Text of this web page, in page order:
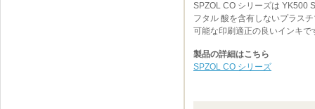
SPZOL CO シリーズは YK500
フタル 酸を含有しないプラス
可能な印刷適正の良いインキ
製品の詳細はこちら
SPZOL CO シリーズ